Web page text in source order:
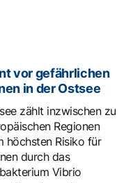
vor gefährlichen
in der Ostsee
zählt inzwischen zu
Regionen
höchsten Risiko für
durch das
Vibrio